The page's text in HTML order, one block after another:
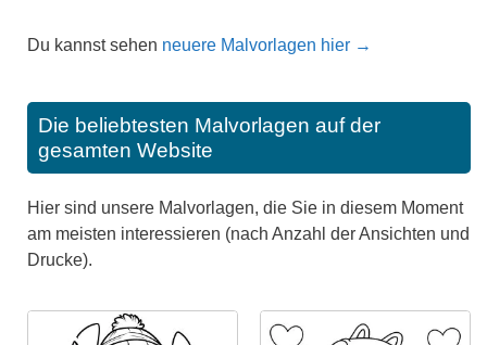
Du kannst sehen neuere Malvorlagen hier →
Die beliebtesten Malvorlagen auf der
gesamten Website
Hier sind unsere Malvorlagen, die Sie in diesem Moment
am meisten interessieren (nach Anzahl der Ansichten und
Drucke).